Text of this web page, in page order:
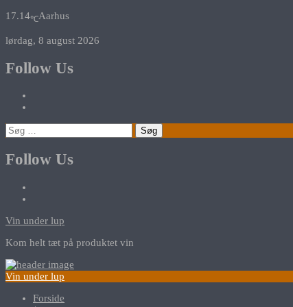
17.14℃Aarhus
lørdag, 8 august 2026
Follow Us
Søg
efter:
Follow Us
Vin under lup
Kom helt tæt på produktet vin
Vin under lup
Forside